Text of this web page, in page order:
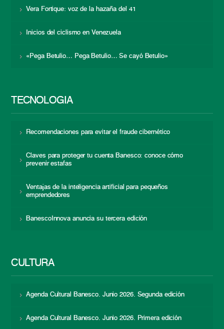
Vera Fortique: voz de la hazaña del 41
Inicios del ciclismo en Venezuela
«Pega Betulio… Pega Betulio… Se cayó Betulio»
TECNOLOGÍA
Recomendaciones para evitar el fraude cibernético
Claves para proteger tu cuenta Banesco: conoce cómo
prevenir estafas
Ventajas de la inteligencia artificial para pequeños
emprendedores
BanescoInnova anuncia su tercera edición
CULTURA
Agenda Cultural Banesco. Junio 2026. Segunda edición
Agenda Cultural Banesco. Junio 2026. Primera edición